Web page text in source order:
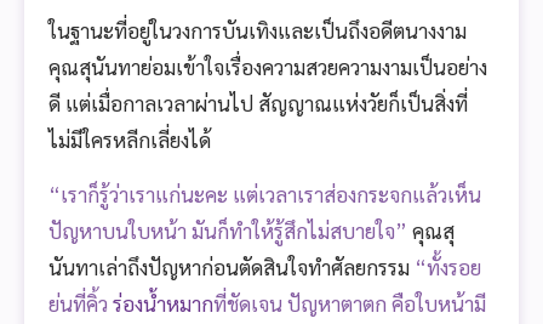
ในฐานะที่อยู่ในวงการบันเทิงและเป็นถึงอดีตนางงาม
คุณสุนันทาย่อมเข้าใจเรื่องความสวยความงามเป็นอย่าง
ดี แต่เมื่อกาลเวลาผ่านไป สัญญาณแห่งวัยก็เป็นสิ่งที่
ไม่มีใครหลีกเลี่ยงได้
“เราก็รู้ว่าเราแก่นะคะ แต่เวลาเราส่องกระจกแล้วเห็น
ปัญหาบนใบหน้า มันก็ทำให้รู้สึกไม่สบายใจ” คุณสุ
นันทาเล่าถึงปัญหาก่อนตัดสินใจทำศัลยกรรม “ทั้งรอย
ย่นที่คิ้ว ร่องน้ำหมากที่ชัดเจน ปัญหาตาตก คือใบหน้ามี